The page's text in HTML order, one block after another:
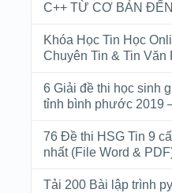
C++ TỪ CƠ BẢN
Khóa Học Tin Học
Chuyên Tin & Tin Văn
6 Giải đề thi học sinh
tỉnh bình phước 2019
76 Đề thi HSG Tin 9
nhất (File Word &
Tải 200 Bài lập trình